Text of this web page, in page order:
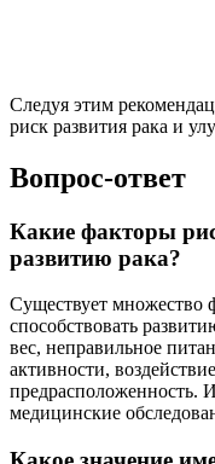
Следуя этим
риск развития рака и
Вопрос-ответ
Какие факторы
развитию рака?
Существует множество
способствовать
вес, неправильное
активности,
предрасположенность.
медицинские